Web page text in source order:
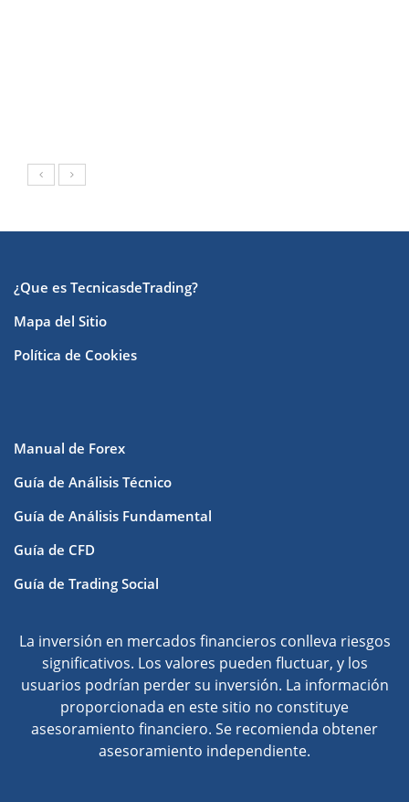
¿Que es TecnicasdeTrading?
Mapa del Sitio
Política de Cookies
Manual de Forex
Guía de Análisis Técnico
Guía de Análisis Fundamental
Guía de CFD
Guía de Trading Social
La inversión en mercados financieros conlleva riesgos
significativos. Los valores pueden fluctuar, y los
usuarios podrían perder su inversión. La información
proporcionada en este sitio no constituye
asesoramiento financiero. Se recomienda obtener
asesoramiento independiente.